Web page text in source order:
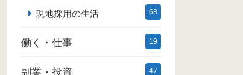
現地採用の生活 68
働く・仕事 19
副業・投資 47